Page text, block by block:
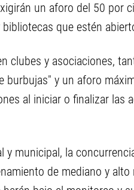
un aforo del 50 por
que estén
clubes y asociaciones,
burbujas" y un aforo
al iniciar o finalizar las
y municipal, la
de mediano y